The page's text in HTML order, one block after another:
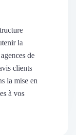
la
de
clients
la mise en
à vos